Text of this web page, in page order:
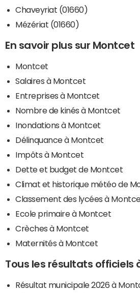
Chaveyriat (01660)
Mézériat (01660)
En savoir plus sur Montcet
Montcet
Salaires à Montcet
Entreprises à Montcet
Nombre de kinés à Montcet
Inondations à Montcet
Délinquance à Montcet
Impôts à Montcet
Dette et budget de Montcet
Climat et historique météo de
Classement des lycées à
Ecole primaire à Montcet
Crèches à Montcet
Maternités à Montcet
Tous les résultats officiels
Résultat municipale 2026 à